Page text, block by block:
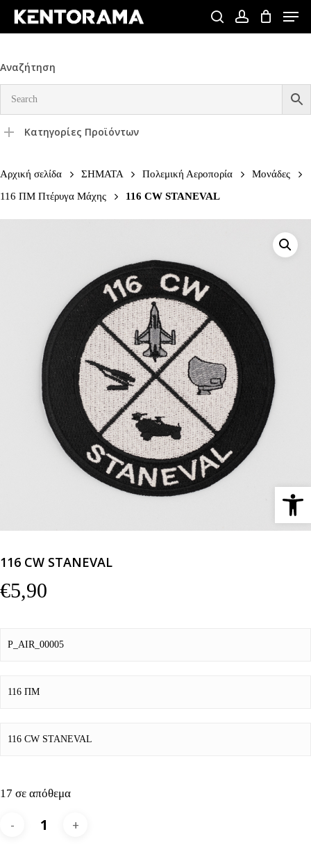
Skip
content
searchaccount
Menu
Αναζήτηση
Κατηγορίες Προϊόντων
Αρχική σελίδα ΣΗΜΑΤΑ Πολεμική Αεροπορία
Μονάδες
116 ΠΜ Πτέρυγα Μάχης
116 CW STANEVAL
116 CW STANEVAL
€5,90
P_AIR_00005
116 ΠΜ
116 CW STANEVAL
17 σε απόθεμα